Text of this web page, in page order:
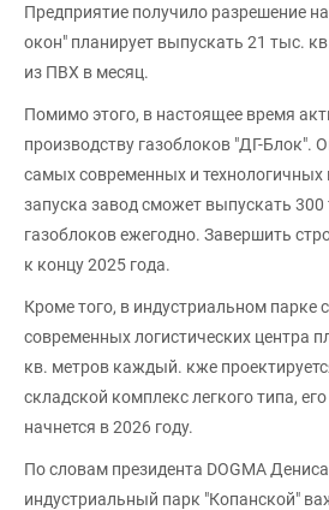
Предприятие получило разрешение
окон" планирует выпускать 21 тыс.
из ПВХ в месяц.
Помимо этого, в настоящее время
производству газоблоков "ДГ-Блок".
самых современных и технологичных
запуска завод сможет выпускать
газоблоков ежегодно. Завершить
к концу 2025 года.
Кроме того, в индустриальном парке
современных логистических центра
кв. метров каждый. кже
складской комплекс легкого типа,
начнется в 2026 году.
По словам президента DOGMA
индустриальный парк "Копанской"